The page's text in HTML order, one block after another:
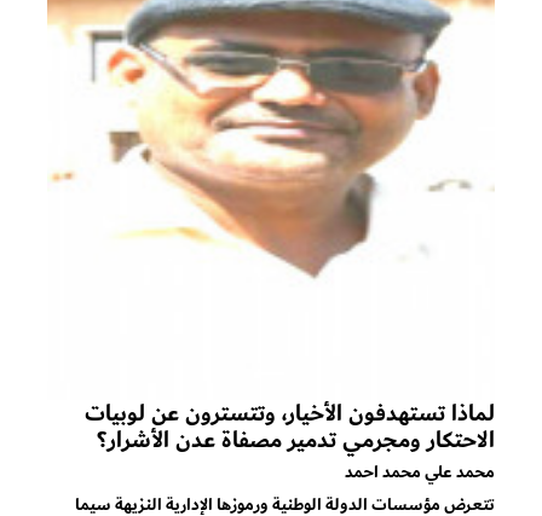
لماذا تستهدفون الأخيار، وتتسترون عن لوبيات
الاحتكار ومجرمي تدمير مصفاة عدن الأشرار؟
محمد علي محمد احمد
تتعرض مؤسسات الدولة الوطنية ورموزها الإدارية النزيهة سيما